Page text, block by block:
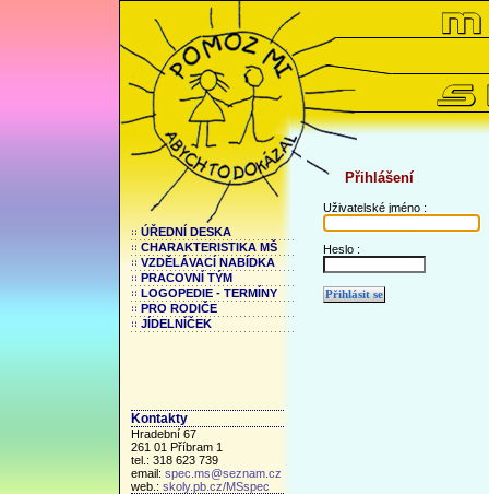
ÚŘEDNÍ DESKA
CHARAKTERISTIKA MŠ
VZDĚLÁVACÍ NABÍDKA
PRACOVNÍ TÝM
LOGOPEDIE - TERMÍNY
PRO RODIČE
JÍDELNÍČEK
Kontakty
Hradební 67
261 01 Příbram 1
tel.: 318 623 739
email: spec.ms@seznam.cz
web.: skoly.pb.cz/MSspec
Přihlášení
Uživatelské jméno :
Heslo :